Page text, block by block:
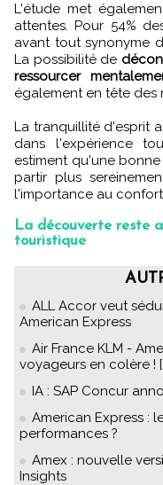
L'étude met
attentes. Pour 54%
avant tout synonyme
La possibilité de
ressourcer
également en tête des
La tranquillité d'esprit
dans l'expérience
estiment qu'une
partir plus
l'importance au
La découverte reste
touristique
ALL Accor veut
American Express
Air France KLM -
voyageurs en colère !
IA : SAP Concur
American Express :
performances ?
Amex : nouvelle
Insights